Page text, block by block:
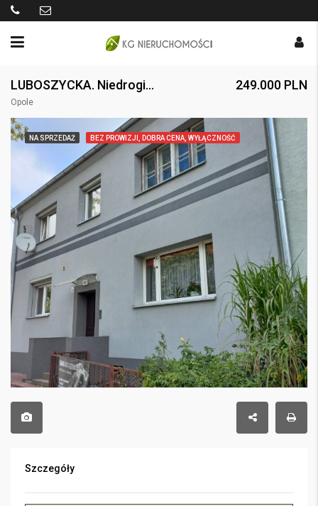
LUBOSZYCKA. Niedrogie mieszkanie z ogromnym potencjałem. Ulubione I piętro.
Opole
249.000 PLN
NA SPRZEDAŻ BEZ PROWIZJI, DOBRA CENA, WYŁĄCZNOŚĆ
Szczegóły